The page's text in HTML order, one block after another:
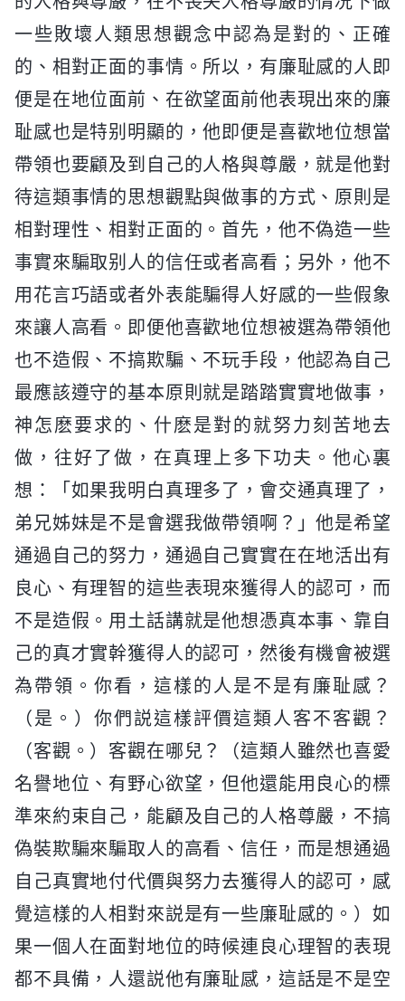
一些敗壞人類思想觀念中認為是對的、正確
的、相對正面的事情。所以，有廉耻感的人即
便是在地位面前、在欲望面前他表現出來的廉
耻感也是特别明顯的，他即便是喜歡地位想當
帶領也要顧及到自己的人格與尊嚴，就是他對
待這類事情的思想觀點與做事的方式、原則是
相對理性、相對正面的。首先，他不偽造一些
事實來騙取别人的信任或者高看；另外，他不
用花言巧語或者外表能騙得人好感的一些假象
來讓人高看。即便他喜歡地位想被選為帶領他
也不造假、不搞欺騙、不玩手段，他認為自己
最應該遵守的基本原則就是踏踏實實地做事，
神怎麽要求的、什麽是對的就努力刻苦地去
做，往好了做，在真理上多下功夫。他心裏
想：「如果我明白真理多了，會交通真理了，
弟兄姊妹是不是會選我做帶領啊？」他是希望
通過自己的努力，通過自己實實在在地活出有
良心、有理智的這些表現來獲得人的認可，而
不是造假。用土話講就是他想憑真本事、靠自
己的真才實幹獲得人的認可，然後有機會被選
為帶領。你看，這樣的人是不是有廉耻感？
（是。）你們説這樣評價這類人客不客觀？
（客觀。）客觀在哪兒？（這類人雖然也喜愛
名譽地位、有野心欲望，但他還能用良心的標
準來約束自己，能顧及自己的人格尊嚴，不搞
偽裝欺騙來騙取人的高看、信任，而是想通過
自己真實地付代價與努力去獲得人的認可，感
覺這樣的人相對來説是有一些廉耻感的。）如
果一個人在面對地位的時候連良心理智的表現
都不具備，人還説他有廉耻感，這話是不是空